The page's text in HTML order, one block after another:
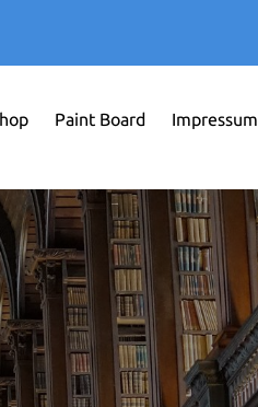
Paint Board Impressum